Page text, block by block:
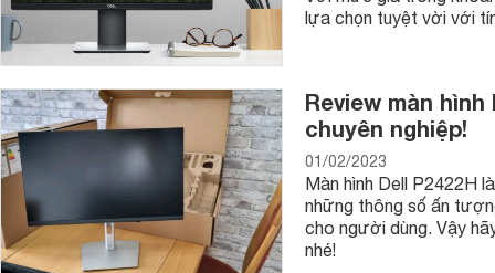
- Dòng 18.5V, thường được HP sử dụng, chẳng hạn HP
- Dòng 19V, Acer thường áp dụng thông số này, như
- Dòng 19.5V, Dell, ví dụ 195V3.34A
- Dòng 20V, ví dụ Dell 20V3.5A hay Lenovo 20V3.25A
- Dòng 24V, chẳng hạn như Apple 24V1.875A
lựa chọn tuyệt vời với
Review màn hình
chuyên nghiệp!
01/02/2023
Màn hình Dell P2422H
những thông số ấn
cho người dùng. Vậy
nhé!